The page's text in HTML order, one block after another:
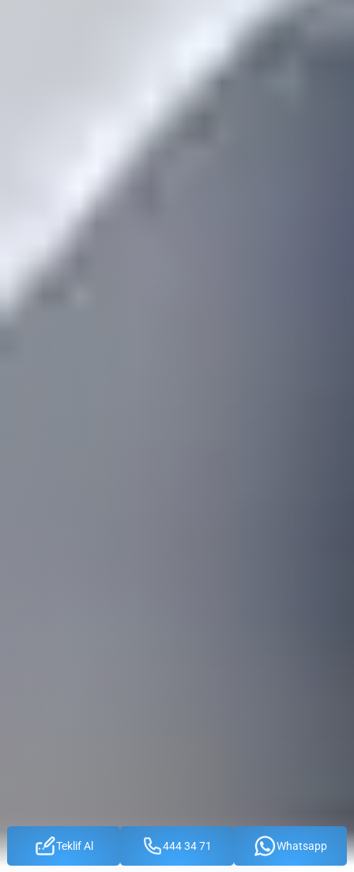
Teklif Al 444 34 71 Whatsapp